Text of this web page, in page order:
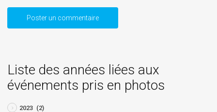
Liste des années liées aux
événements pris en photos
2023 (2)